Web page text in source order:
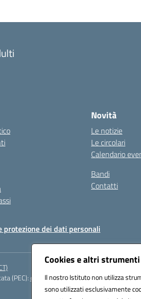
Cookies e altri
Il nostro Istituto non utilizza
sono utilizzati esclusivamente
Novità
Le notizie
Le circolari
Calendario
Bandi
Contatti
protezione dei dati personali
(PEC):ctmm151004@pec.istruzione.it